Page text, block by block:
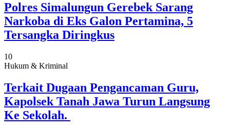
Polres Simalungun Gerebek Sarang
Narkoba di Eks Galon Pertamina, 5
Tersangka Diringkus
10
Hukum & Kriminal
Terkait Dugaan Pengancaman Guru,
Kapolsek Tanah Jawa Turun Langsung
Ke Sekolah.